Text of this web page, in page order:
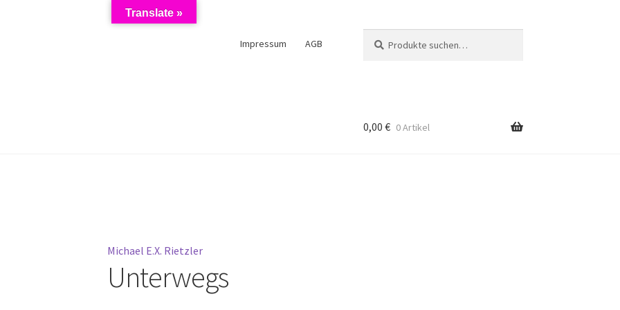
Impressum AGB
nach:
0,00 € 0 Artikel
Michael E.X. Rietzler
Unterwegs
Translate »